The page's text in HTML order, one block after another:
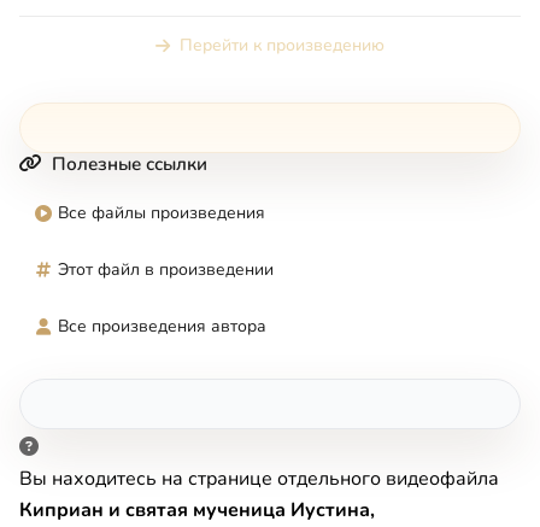
Перейти к произведению
Полезные ссылки
Все файлы произведения
Этот файл в произведении
Все произведения автора
Вы находитесь на странице отдельного видеофайла
Киприан и святая мученица Иустина,